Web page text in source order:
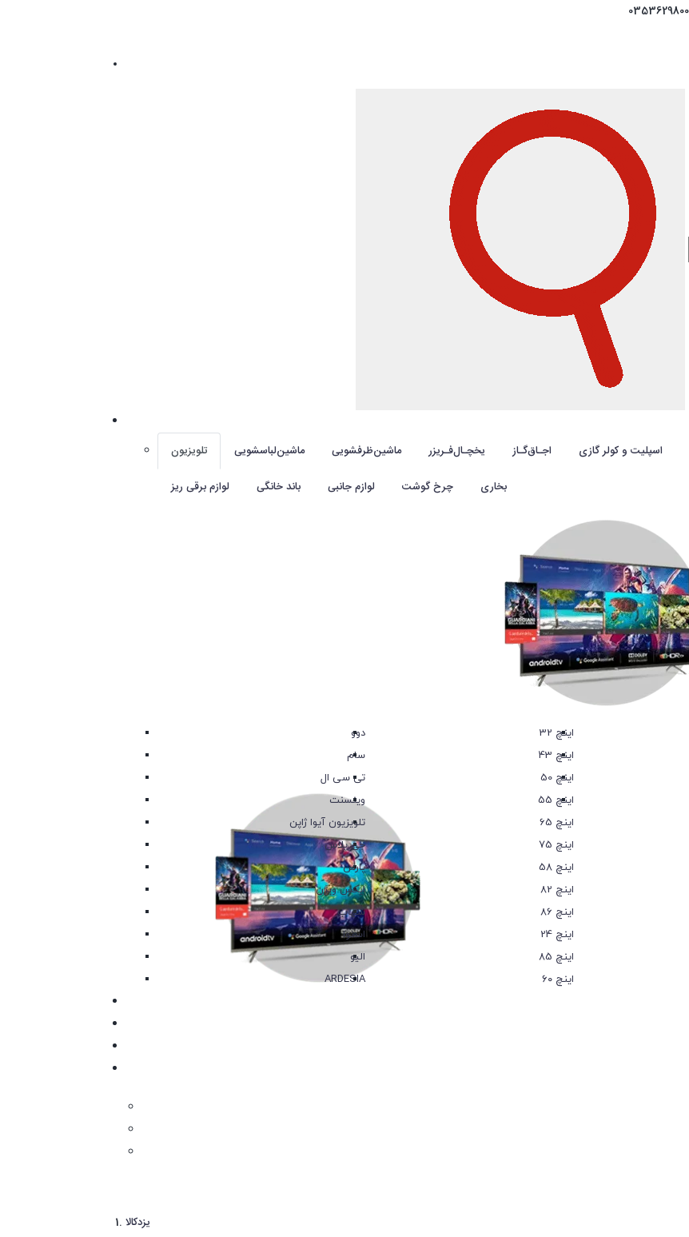
تلویزیون
ماشین‌لباسشویی ماشین‌ظرفشویی یخچـال‌فـریزر اجـاق‌گـاز اسپلیت و کولر گازی
لوازم برقی ریز باند خانگی لوازم جانبی چرخ گوشت بخاری
دوو
سام
تی‌ سی ال
وینسنت
تلویزیون آیوا ژاپن
جی پلاس
پارس
ایکس ویژن
شهاب
اسنوا
الیو
ARDESIA
32 اینچ
43 اینچ
50 اینچ
55 اینچ
65 اینچ
75 اینچ
58 اینچ
82 اینچ
86 اینچ
24 اینچ
85 اینچ
۶۰ اینچ
یزدکالا